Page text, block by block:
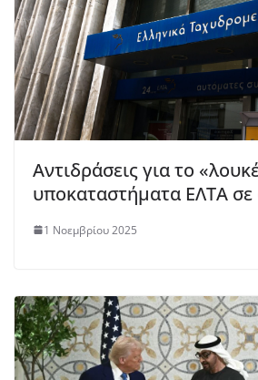
Αντιδράσεις για το
υποκαταστήματα ΕΛΤΑ
1 Νοεμβρίου 2025